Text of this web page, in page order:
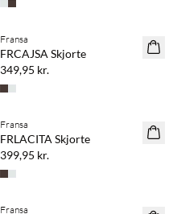
NYHED
Fransa
FRCAJSA Skjorte
349,95 kr.
NYHED
Fransa
FRLACITA Skjorte
399,95 kr.
Fransa